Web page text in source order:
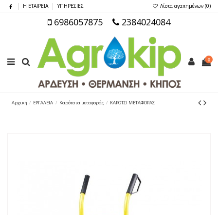
Η ΕΤΑΙΡΕΙΑ ΥΠΗΡΕΣΙΕΣ Λίστα αγαπημένων (0)
6986057875 2384024084
0
Αρχική ΕΡΓΑΛΕΙΑ Καρότσια μεταφοράς ΚΑΡΟΤΣΙ ΜΕΤΑΦΟΡΑΣ